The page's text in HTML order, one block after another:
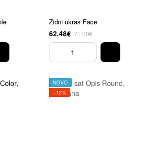
Zidni ukras Face
62.48€ 71.00€
NOVO
−12%